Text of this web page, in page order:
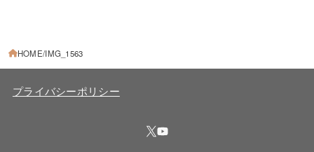
HOME IMG_1563
プライバシーポリシー